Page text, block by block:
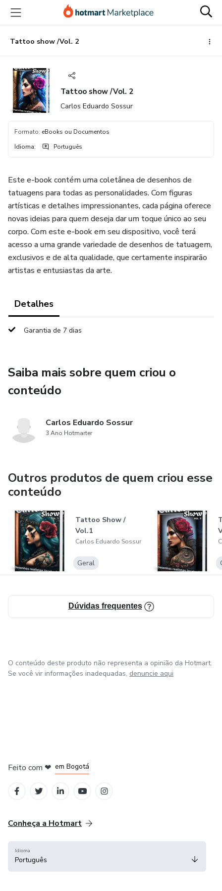
para
conteúdo
principal
para
pagamento
para
rodapé
Tattoo show /Vol. 2
Tattoo show /Vol. 2
Carlos Eduardo Sossur
Formato: eBooks ou Documentos
Idioma: Português
Este e-book contém uma coletânea de desenhos de
tatuagens para todas as personalidades. Com figuras
artísticas e detalhes impressionantes, cada página oferece
novas ideias para quem deseja dar um toque único ao seu
corpo. Com este e-book em seu dispositivo, você terá
acesso a uma grande variedade de desenhos de tatuagem,
exclusivos e de alta qualidade, que certamente inspirarão
artistas e entusiastas da arte.
Detalhes
Garantia de 7 dias
Saiba mais sobre quem criou o
conteúdo
Carlos Eduardo Sossur
3 Ano Hotmarter
Outros produtos de quem criou esse
conteúdo
Tattoo Show /
Vol.1
Carlos Eduardo Sossur
Geral
Dúvidas frequentes
O conteúdo deste produto não representa a opinião da Hotmart.
Se você vir informações inadequadas, denuncie aqui
Feito com ❤ em Bogotá
Conheça a Hotmart
Idioma
Português